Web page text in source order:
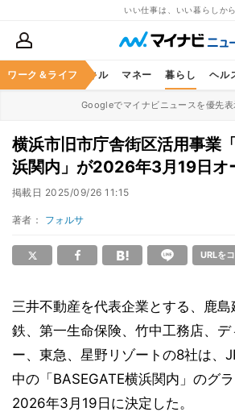
いい仕事は、いい暮らしから
ワーク＆ライフ
ア ビジネススキル マネー 暮らし ヘル
Googleでマイナビニュースを優先
横浜市旧市庁舎街区活用事業
浜関内」が2026年3月19日オ
掲載日 2025/09/26 11:15
著者： フォルサ
URLを
三井不動産を代表企業とする、鹿
鉄、第一生命保険、竹中工務店、
ー、東急、星野リゾートの8社は、
中の「BASEGATE横浜関内」のグ
2026年3月19日に決定した。